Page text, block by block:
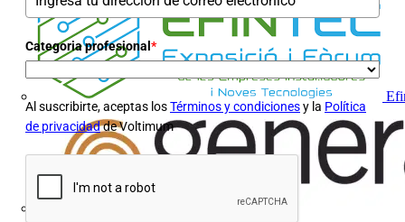
Categoria profesional *
Al suscribirte, aceptas losTérminos y condicionesy la Política
de privacidadde Voltimum